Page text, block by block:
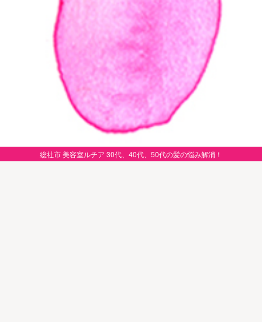
総社市 美容室ルチア 30代、40代、50代の髪の悩み解消！